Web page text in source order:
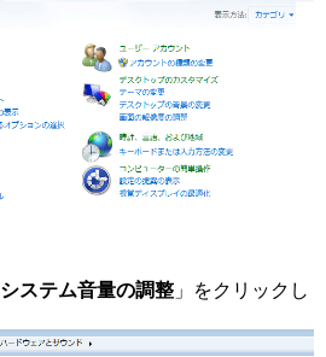
システム音量の調整 」をクリックし